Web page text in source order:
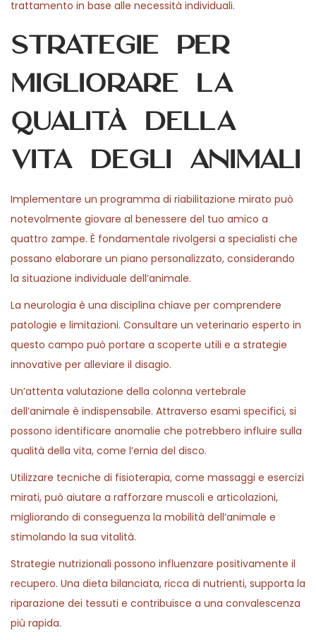
trattamento in base alle necessità individuali.
Strategie per
migliorare la
qualità della
vita degli animali
Implementare un programma di riabilitazione mirato può
notevolmente giovare al benessere del tuo amico a
quattro zampe. È fondamentale rivolgersi a specialisti che
possano elaborare un piano personalizzato, considerando
la situazione individuale dell’animale.
La neurologia è una disciplina chiave per comprendere
patologie e limitazioni. Consultare un veterinario esperto in
questo campo può portare a scoperte utili e a strategie
innovative per alleviare il disagio.
Un’attenta valutazione della colonna vertebrale
dell’animale è indispensabile. Attraverso esami specifici, si
possono identificare anomalie che potrebbero influire sulla
qualità della vita, come l’ernia del disco.
Utilizzare tecniche di fisioterapia, come massaggi e esercizi
mirati, può aiutare a rafforzare muscoli e articolazioni,
migliorando di conseguenza la mobilità dell’animale e
stimolando la sua vitalità.
Strategie nutrizionali possono influenzare positivamente il
recupero. Una dieta bilanciata, ricca di nutrienti, supporta la
riparazione dei tessuti e contribuisce a una convalescenza
più rapida.